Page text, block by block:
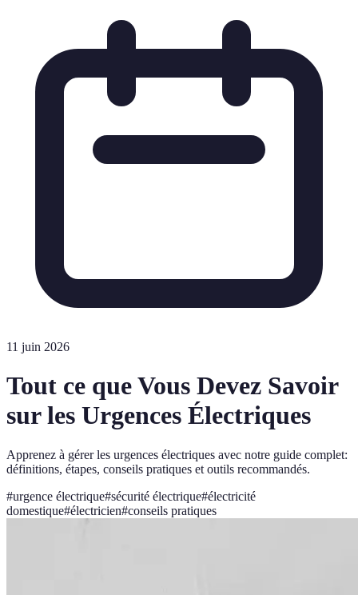
11 juin 2026
Tout ce que Vous Devez Savoir
sur les Urgences Électriques
Apprenez à gérer les urgences électriques avec notre guide complet:
définitions, étapes, conseils pratiques et outils recommandés.
#urgence électrique#sécurité électrique#électricité
domestique#électricien#conseils pratiques